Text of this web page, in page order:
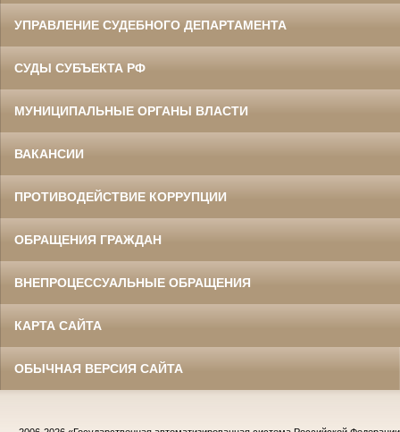
УПРАВЛЕНИЕ СУДЕБНОГО ДЕПАРТАМЕНТА
СУДЫ СУБЪЕКТА РФ
МУНИЦИПАЛЬНЫЕ ОРГАНЫ ВЛАСТИ
ВАКАНСИИ
ПРОТИВОДЕЙСТВИЕ КОРРУПЦИИ
ОБРАЩЕНИЯ ГРАЖДАН
ВНЕПРОЦЕССУАЛЬНЫЕ ОБРАЩЕНИЯ
КАРТА САЙТА
ОБЫЧНАЯ ВЕРСИЯ САЙТА